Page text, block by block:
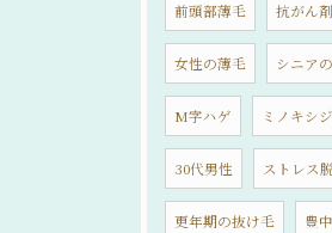
前頭部薄毛 抗がん
女性の薄毛 シニア
M字ハゲ ミノキシ
30代男性 ストレス
更年期の抜け毛 豊中